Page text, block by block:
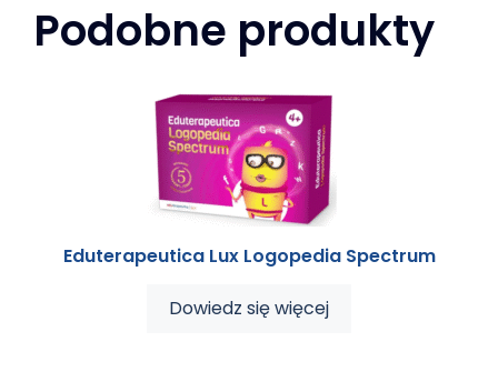
Podobne produkty
Eduterapeutica Lux Logopedia Spectrum
Dowiedz się więcej